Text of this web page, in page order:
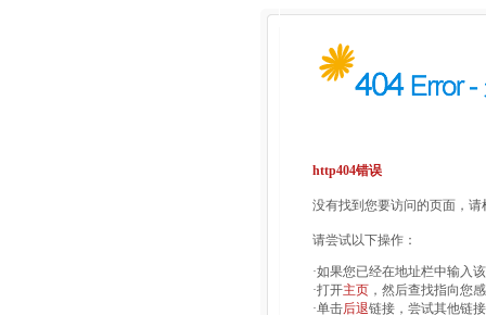
http404错误
没有找到您要访问的页面，
请尝试以下操作：
·如果您已经在地址栏中输入
·打开主页 ，然后查找指向您
·单击后退链接，尝试其他链